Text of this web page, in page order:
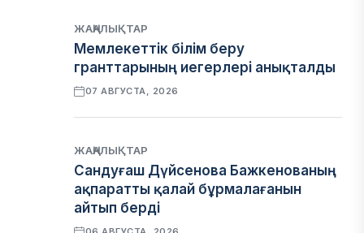
ЖАҢАЛЫҚТАР
Мемлекеттік білім беру
гранттарының иегерлері анықталды
07 АВГУСТА, 2026
ЖАҢАЛЫҚТАР
Сандуғаш Дүйсенова Бажкенованың
ақпаратты қалай бұрмалағанын
айтып берді